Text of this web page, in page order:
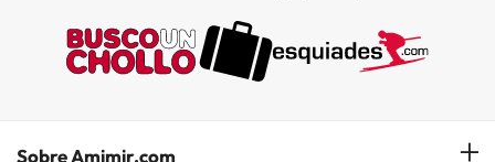
Sobre Amimir.com